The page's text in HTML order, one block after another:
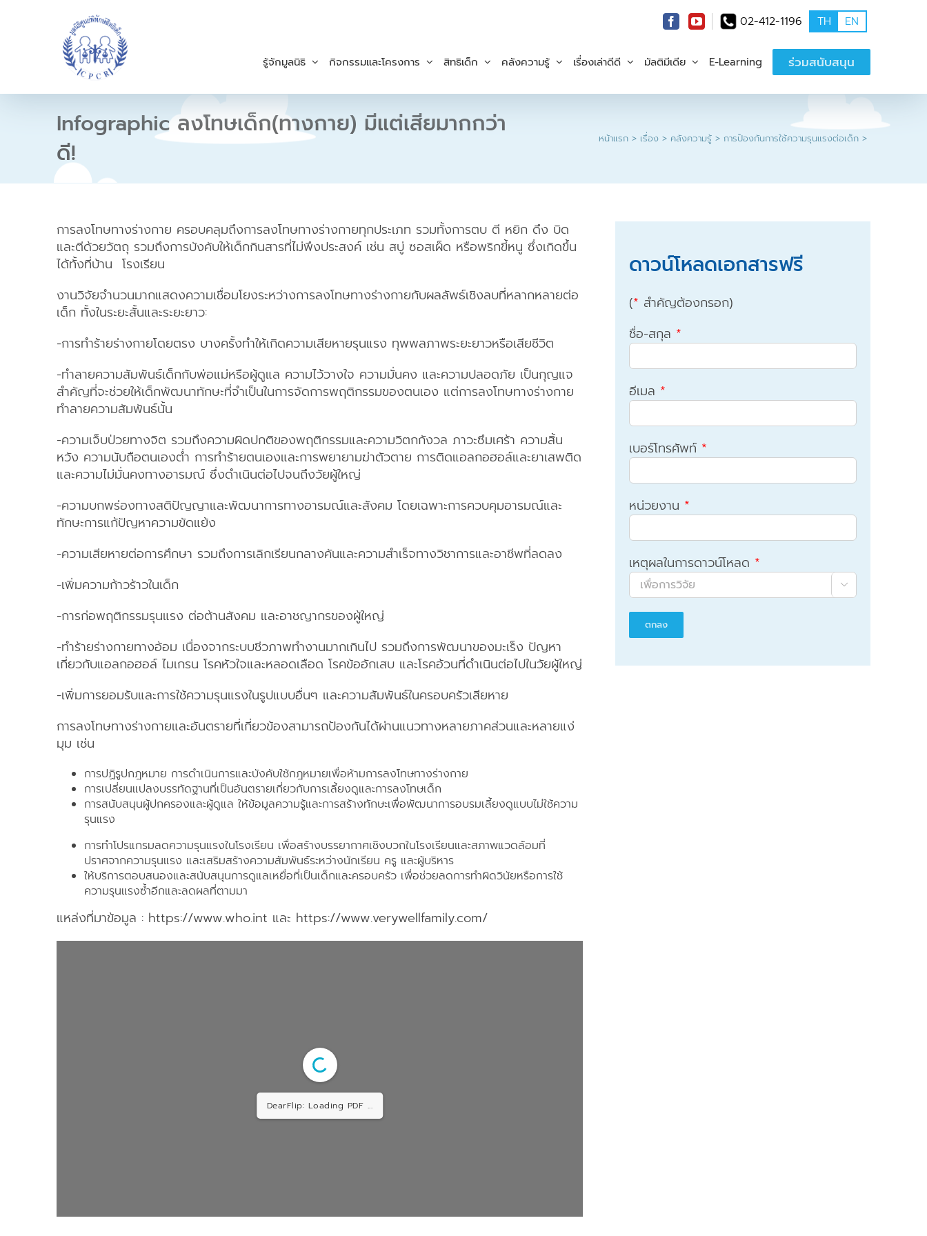
c
t
02-412-1196 TH EN
รู้จักมูลนิธิ กิจกรรมและโครงการ สิทธิเด็ก คลังความรู้ เรื่องเล่าดีดี มัลติมีเดีย E-Learning ร่วมสนับสนุน
Infographic ลงโทษเด็ก(ทางกาย) มีแต่เสียมากกว่า
ดี!
หน้าแรก เรื่อง คลังความรู้ การป้องกันการใช้ความรุนแรงต่อเด็ก
การลงโทษทางร่างกาย ครอบคลุมถึงการลงโทษทางร่างกายทุกประเภท รวมทั้งการตบ ตี หยิก ดึง บิด
และตีด้วยวัตถุ รวมถึงการบังคับให้เด็กกินสารที่ไม่พึงประสงค์ เช่น สบู่ ซอสเผ็ด หรือพริกขี้หนู ซึ่งเกิดขึ้น
ได้ทั้งที่บ้าน โรงเรียน
งานวิจัยจำนวนมากแสดงความเชื่อมโยงระหว่างการลงโทษทางร่างกายกับผลลัพธ์เชิงลบที่หลากหลายต่อ
เด็ก ทั้งในระยะสั้นและระยะยาว:
-การทำร้ายร่างกายโดยตรง บางครั้งทำให้เกิดความเสียหายรุนแรง ทุพพลภาพระยะยาวหรือเสียชีวิต
-ทำลายความสัมพันธ์เด็กกับพ่อแม่หรือผู้ดูแล ความไว้วางใจ ความมั่นคง และความปลอดภัย เป็นกุญแจ
สำคัญที่จะช่วยให้เด็กพัฒนาทักษะที่จำเป็นในการจัดการพฤติกรรมของตนเอง แต่การลงโทษทางร่างกาย
ทำลายความสัมพันธ์นั้น
-ความเจ็บป่วยทางจิต รวมถึงความผิดปกติของพฤติกรรมและความวิตกกังวล ภาวะซึมเศร้า ความสิ้น
หวัง ความนับถือตนเองต่ำ การทำร้ายตนเองและการพยายามฆ่าตัวตาย การติดแอลกอฮอล์และยาเสพติด
และความไม่มั่นคงทางอารมณ์ ซึ่งดำเนินต่อไปจนถึงวัยผู้ใหญ่
-ความบกพร่องทางสติปัญญาและพัฒนาการทางอารมณ์และสังคม โดยเฉพาะการควบคุมอารมณ์และ
ทักษะการแก้ปัญหาความขัดแย้ง
-ความเสียหายต่อการศึกษา รวมถึงการเลิกเรียนกลางคันและความสำเร็จทางวิชาการและอาชีพที่ลดลง
-เพิ่มความก้าวร้าวในเด็ก
-การก่อพฤติกรรมรุนแรง ต่อต้านสังคม และอาชญากรของผู้ใหญ่
-ทำร้ายร่างกายทางอ้อม เนื่องจากระบบชีวภาพทำงานมากเกินไป รวมถึงการพัฒนาของมะเร็ง ปัญหา
เกี่ยวกับแอลกอฮอล์ ไมเกรน โรคหัวใจและหลอดเลือด โรคข้ออักเสบ และโรคอ้วนที่ดำเนินต่อไปในวัยผู้ใหญ่
-เพิ่มการยอมรับและการใช้ความรุนแรงในรูปแบบอื่นๆ และความสัมพันธ์ในครอบครัวเสียหาย
การลงโทษทางร่างกายและอันตรายที่เกี่ยวข้องสามารถป้องกันได้ผ่านแนวทางหลายภาคส่วนและหลายแง่
มุม เช่น
การปฏิรูปกฎหมาย การดำเนินการและบังคับใช้กฎหมายเพื่อห้ามการลงโทษทางร่างกาย
การเปลี่ยนแปลงบรรทัดฐานที่เป็นอันตรายเกี่ยวกับการเลี้ยงดูและการลงโทษเด็ก
การสนับสนุนผู้ปกครองและผู้ดูแล ให้ข้อมูลความรู้และการสร้างทักษะเพื่อพัฒนาการอบรมเลี้ยงดูแบบไม่ใช้ความ
รุนแรง
การทำโปรแกรมลดความรุนแรงในโรงเรียน เพื่อสร้างบรรยากาศเชิงบวกในโรงเรียนและสภาพแวดล้อมที่
ปราศจากความรุนแรง และเสริมสร้างความสัมพันธ์ระหว่างนักเรียน ครู และผู้บริหาร
ให้บริการตอบสนองและสนับสนุนการดูแลเหยื่อที่เป็นเด็กและครอบครัว เพื่อช่วยลดการทำผิดวินัยหรือการใช้
ความรุนแรงซ้ำอีกและลดผลที่ตามมา
แหล่งที่มาข้อมูล : https://www.who.int และ https://www.verywellfamily.com/
DearFlip: Loading PDF ...
ดาวน์โหลดเอกสารฟรี
(* สำคัญต้องกรอก)
ชื่อ-สกุล *
อีเมล *
เบอร์โทรศัพท์ *
หน่วยงาน *
เหตุผลในการดาวน์โหลด *
